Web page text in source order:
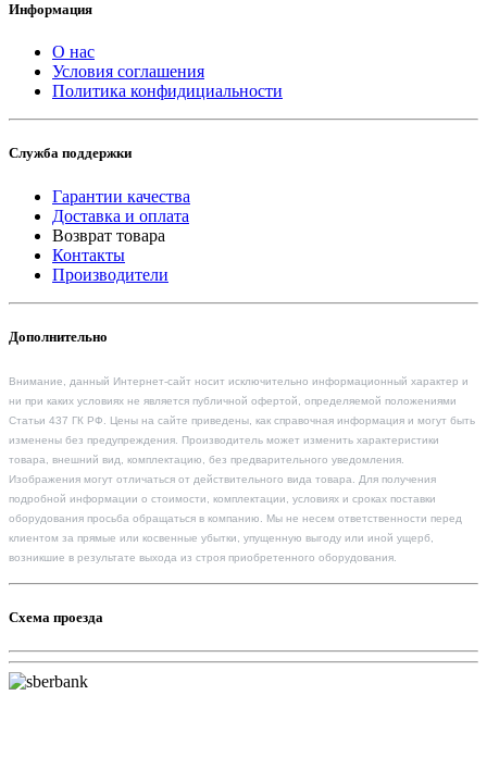
Информация
О нас
Условия соглашения
Политика конфидициальности
Служба поддержки
Гарантии качества
Доставка и оплата
Возврат товара
Контакты
Производители
Дополнительно
Внимание, данный Интернет-сайт носит исключительно информационный характер и
ни при каких условиях не является публичной офертой, определяемой положениями
Статьи 437 ГК РФ. Цены на сайте приведены, как справочная информация и могут быть
изменены без предупреждения. Производитель может изменить характеристики
товара, внешний вид, комплектацию, без предварительного уведомления.
Изображения могут отличаться от действительного вида товара. Для получения
подробной информации о стоимости, комплектации, условиях и сроках поставки
оборудования просьба обращаться в компанию. Мы не несем ответственности перед
клиентом за прямые или косвенные убытки, упущенную выгоду или иной ущерб,
возникшие в результате выхода из строя приобретенного оборудования.
Схема проезда